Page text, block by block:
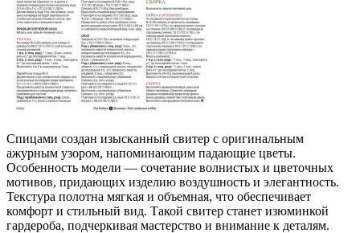
Спицами создан изысканный свитер с оригинальным
ажурным узором, напоминающим падающие цветы.
Особенность модели — сочетание волнистых и цветочных
мотивов, придающих изделию воздушность и элегантность.
Текстура полотна мягкая и объемная, что обеспечивает
комфорт и стильный вид. Такой свитер станет изюминкой
гардероба, подчеркивая мастерство и внимание к деталям.